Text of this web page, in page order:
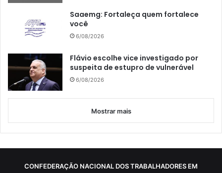
Saaemg: Fortaleça quem fortalece
você
6/08/2026
Flávio escolhe vice investigado por
suspeita de estupro de vulnerável
6/08/2026
Mostrar mais
CONFEDERAÇÃO NACIONAL DOS TRABALHADORES EM